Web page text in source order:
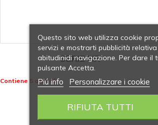
SERIE NR
Contiene 5 articoli
Questo sito web utilizza cookie
servizi e mostrarti pubblicità
abitudinidi navigazione. Per dare il
pulsante Accetta.
Piú info Personalizzare i cookie
RIFIUTA TUTTI